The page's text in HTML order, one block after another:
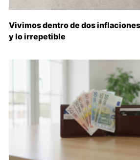
Vivimos dentro de dos
y lo irrepetible